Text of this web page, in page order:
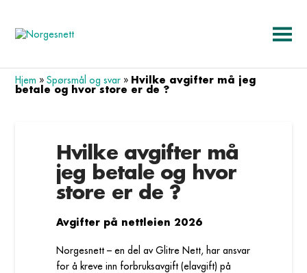
Hjem »Spørsmål og svar » Hvilke avgifter må jeg
betale og hvor store er de ?
Hvilke avgifter må
jeg betale og hvor
store er de ?
Avgifter på nettleien 2026
Norgesnett – en del av Glitre Nett, har ansvar
for å kreve inn forbruksavgift (elavgift) på